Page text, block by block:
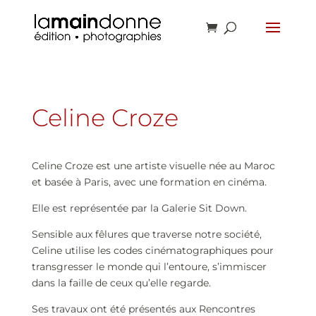
Celine Croze
Celine Croze est une artiste visuelle née au Maroc
et basée à Paris, avec une formation en cinéma.
Elle est représentée par la Galerie Sit Down.
Sensible aux fêlures que traverse notre société,
Celine utilise les codes cinématographiques pour
transgresser le monde qui l’entoure, s’immiscer
dans la faille de ceux qu’elle regarde.
Ses travaux ont été présentés aux Rencontres